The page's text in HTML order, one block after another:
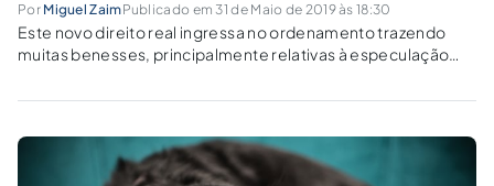
Por Miguel ZaimPublicado em 31 de Maio de 2019 às 18:30
Este novo direito real ingressa no ordenamento trazendo
muitas benesses, principalmente relativas à especulação